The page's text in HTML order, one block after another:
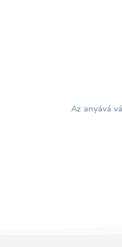
Az anyává